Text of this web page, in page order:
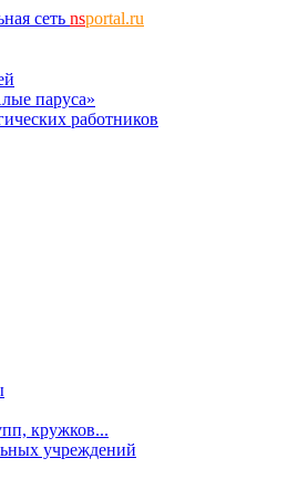
сеть nsportal.ru
паруса»
работников
кружков...
учреждений